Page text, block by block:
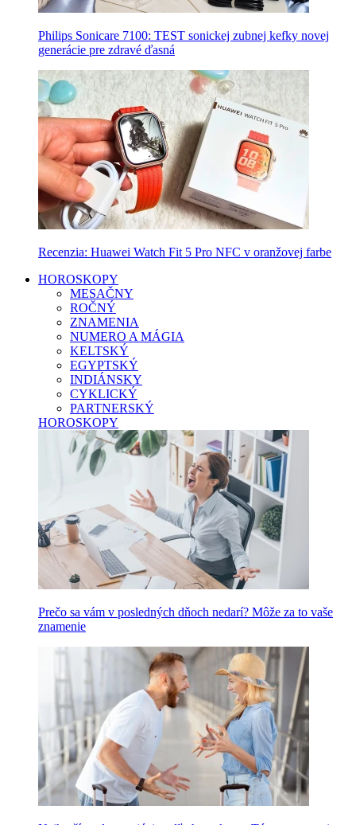
Philips Sonicare 7100: TEST sonickej zubnej kefky novej
generácie pre zdravé ďasná
Recenzia: Huawei Watch Fit 5 Pro NFC v oranžovej farbe
HOROSKOPY
MESAČNY
ROČNÝ
ZNAMENIA
NUMERO A MÁGIA
KELTSKÝ
EGYPTSKÝ
INDIÁNSKY
CYKLICKÝ
PARTNERSKÝ
HOROSKOPY
Prečo sa vám v posledných dňoch nedarí? Môže za to vaše
znamenie